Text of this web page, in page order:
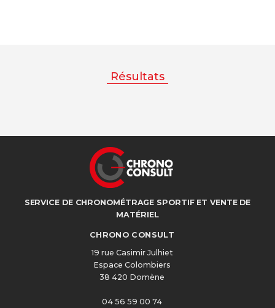
Résultats
SERVICE DE CHRONOMÉTRAGE SPORTIF ET VENTE DE
MATÉRIEL
CHRONO CONSULT
19 rue Casimir Julhiet
Espace Colombiers
38 420 Domène
04 56 59 00 74